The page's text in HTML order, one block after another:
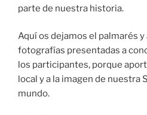
parte de nuestra historia.
Aquí os dejamos el palmarés y
fotografías presentadas a
los participantes, porque
local y a la imagen de nuestra
mundo.